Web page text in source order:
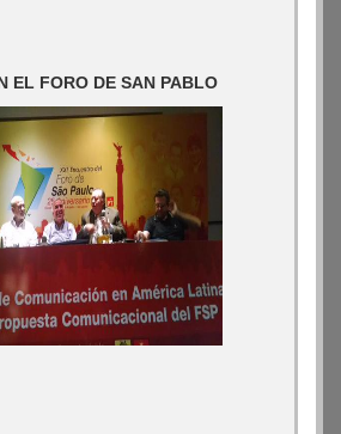
EL FORO DE SAN PABLO